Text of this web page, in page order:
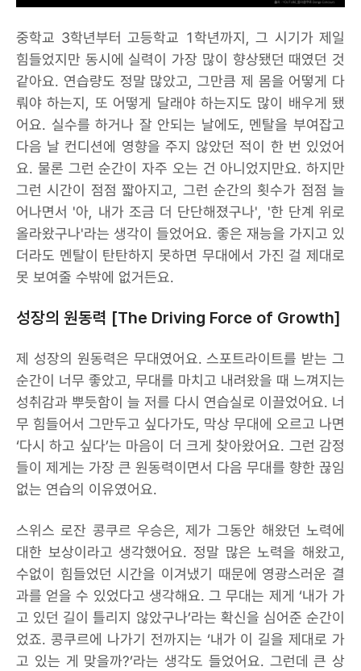
중학교 3학년부터 고등학교 1학년까지, 그 시기가 제일
힘들었지만 동시에 실력이 가장 많이 향상됐던 때였던 것
같아요. 연습량도 정말 많았고, 그만큼 제 몸을 어떻게 다
뤄야 하는지, 또 어떻게 달래야 하는지도 많이 배우게 됐
어요. 실수를 하거나 잘 안되는 날에도, 멘탈을 부여잡고
다음 날 컨디션에 영향을 주지 않았던 적이 한 번 있었어
요. 물론 그런 순간이 자주 오는 건 아니었지만요. 하지만
그런 시간이 점점 짧아지고, 그런 순간의 횟수가 점점 늘
어나면서 '아, 내가 조금 더 단단해졌구나', '한 단계 위로
올라왔구나'라는 생각이 들었어요. 좋은 재능을 가지고 있
더라도 멘탈이 탄탄하지 못하면 무대에서 가진 걸 제대로
못 보여줄 수밖에 없거든요.
성장의 원동력 [The Driving Force of Growth]
제 성장의 원동력은 무대였어요. 스포트라이트를 받는 그
순간이 너무 좋았고, 무대를 마치고 내려왔을 때 느껴지는
성취감과 뿌듯함이 늘 저를 다시 연습실로 이끌었어요. 너
무 힘들어서 그만두고 싶다가도, 막상 무대에 오르고 나면
‘다시 하고 싶다’는 마음이 더 크게 찾아왔어요. 그런 감정
들이 제게는 가장 큰 원동력이면서 다음 무대를 향한 끊임
없는 연습의 이유였어요.
스위스 로잔 콩쿠르 우승은, 제가 그동안 해왔던 노력에
대한 보상이라고 생각했어요. 정말 많은 노력을 해왔고,
수없이 힘들었던 시간을 이겨냈기 때문에 영광스러운 결
과를 얻을 수 있었다고 생각해요. 그 무대는 제게 ‘내가 가
고 있던 길이 틀리지 않았구나’라는 확신을 심어준 순간이
었죠. 콩쿠르에 나가기 전까지는 ‘내가 이 길을 제대로 가
고 있는 게 맞을까?’라는 생각도 들었어요. 그런데 큰 상